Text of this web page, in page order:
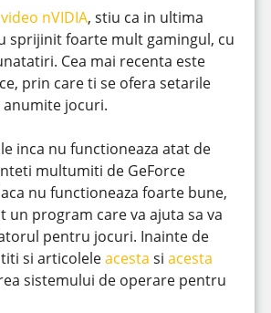
nVIDIA, stiu ca in ultima
sprijinit foarte mult gamingul, cu
Cea mai recenta este
prin care ti se ofera setarile
jocuri.
inca nu functioneaza atat de
multumiti de GeForce
nu functioneaza foarte bune,
un program care va ajuta sa va
pentru jocuri. Inainte de
si articoleleacesta si acesta
sistemului de operare pentru